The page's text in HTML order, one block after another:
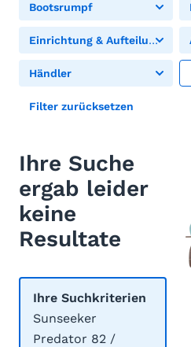
Bootsrumpf
Einrichtung & Aufteilung
Händler
Filter zurücksetzen
Ihre Suche
ergab leider
keine
Resultate
Ihre Suchkriterien
Sunseeker
Predator 82 /